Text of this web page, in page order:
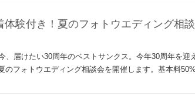
体験付き！夏のフォトウエディング相
、届けたい30周年のベストサンクス。今年30周年を
のフォトウエディング相談会を開催します。基本料